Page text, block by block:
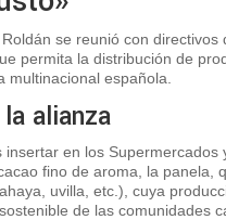
se reunió con
permita la distribución de
multinacional española.
alianza
insertar en los
fino de aroma, la panela,
uvilla, etc.), cuya
de las comunidades